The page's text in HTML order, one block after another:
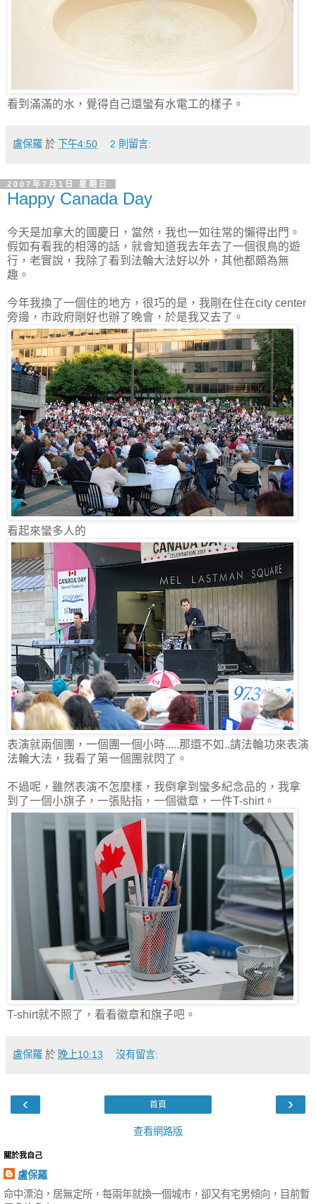
看到滿滿的水，覺得自己還蠻有水電工的樣子。
盧保羅 於 下午4:50 2 則留言:
2007年7月1日 星期日
Happy Canada Day
今天是加拿大的國慶日，當然，我也一如往常的懶得出門。
假如有看我的相簿的話，就會知道我去年去了一個很鳥的遊
行，老實說，我除了看到法輪大法好以外，其他都頗為無
趣。
今年我換了一個住的地方，很巧的是，我剛在住在city center
旁邊，市政府剛好也辦了晚會，於是我又去了。
看起來蠻多人的
表演就兩個團，一個團一個小時.....那還不如..請法輪功來表演
法輪大法，我看了第一個團就閃了。
不過呢，雖然表演不怎麼樣，我倒拿到蠻多紀念品的，我拿
到了一個小旗子，一張貼指，一個徽章，一件T-shirt。
T-shirt就不照了，看看徽章和旗子吧。
盧保羅 於 晚上10:13 沒有留言:
‹ ›
首頁
查看網路版
關於我自己
盧保羅
命中漂泊，居無定所，每兩年就換一個城市，卻又有宅男傾向，目前暫